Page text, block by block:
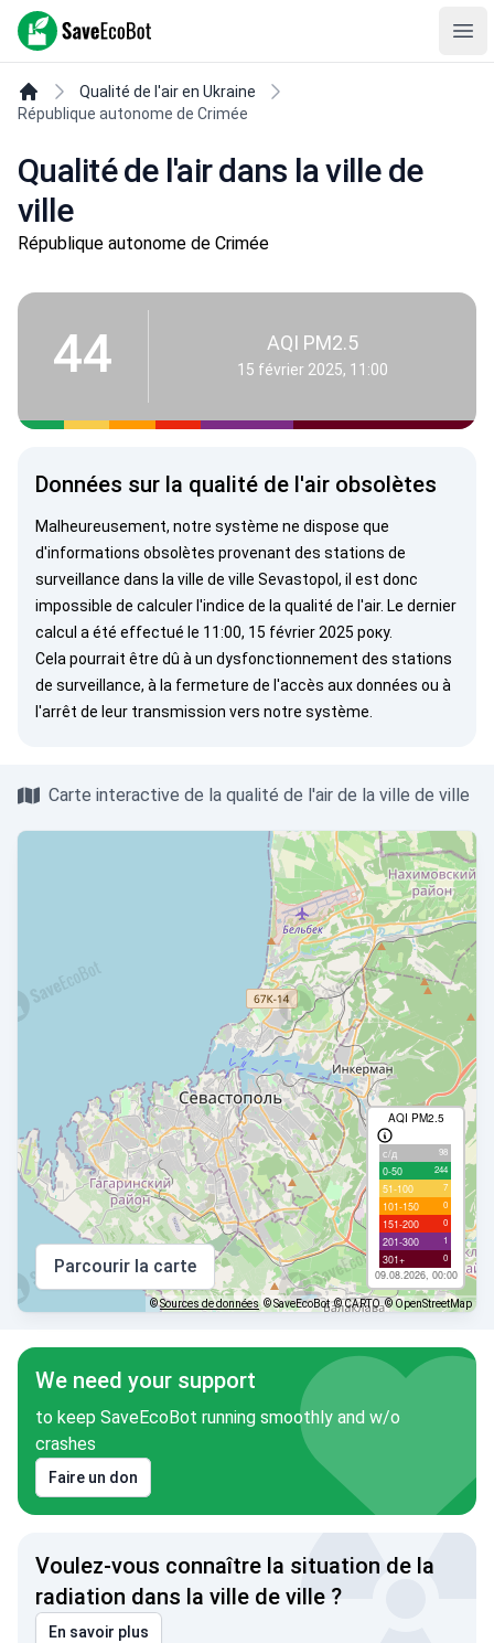
SaveEcoBot
Qualité de l'air en Ukraine
République autonome de Crimée
Qualité de l'air dans la ville de
ville
République autonome de Crimée
44 AQI PM2.5
15 février 2025, 11:00
Données sur la qualité de l'air obsolètes
Malheureusement, notre système ne dispose que
d'informations obsolètes provenant des stations de
surveillance dans la ville de ville Sevastopol, il est donc
impossible de calculer l'indice de la qualité de l'air. Le dernier
calcul a été effectué le 11:00, 15 février 2025 року.
Cela pourrait être dû à un dysfonctionnement des stations
de surveillance, à la fermeture de l'accès aux données ou à
l'arrêt de leur transmission vers notre système.
Carte interactive de la qualité de l'air de la ville de ville
AQI PM2.5
с/д 98
0-50 244
51-100 7
101-150 0
151-200 0
201-300 1
301+ 0
09.08.2026, 00:00
Parcourir la carte
©Sources de données © SaveEcoBot © CARTO © OpenStreetMap
We need your support
to keep SaveEcoBot running smoothly and w/o
crashes
Faire un don
Voulez-vous connaître la situation de la
radiation dans la ville de ville ?
En savoir plus